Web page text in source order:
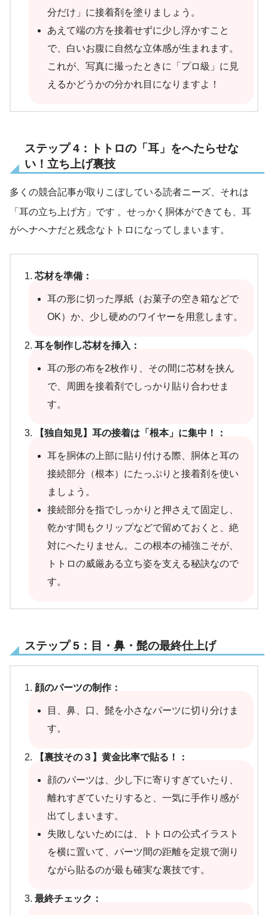
分だけ」に接着剤を塗りましょう。
あえて端の方を接着せずに少し浮かすこと
で、白いお腹に自然な立体感が生まれます。
これが、写真に撮ったときに「プロ級」に見
えるかどうかの分かれ目になりますよ！
ステップ 4：トトロの「耳」をへたらせな
い！立ち上げ裏技
多くの競合記事が取りこぼしている読者ニーズ、それは
「耳の立ち上げ方」です 。せっかく胴体ができても、耳
がヘナヘナだと残念なトトロになってしまいます。
芯材を準備：
耳の形に切った厚紙（お菓子の空き箱などで
OK）か、少し硬めのワイヤーを用意します。
耳を制作し芯材を挿入：
耳の形の布を2枚作り、その間に芯材を挟ん
で、周囲を接着剤でしっかり貼り合わせま
す。
【独自知見】耳の接着は「根本」に集中！：
耳を胴体の上部に貼り付ける際、胴体と耳の
接続部分（根本）にたっぷりと接着剤を使い
ましょう。
接続部分を指でしっかりと押さえて固定し、
乾かす間もクリップなどで留めておくと、絶
対にへたりません。この根本の補強こそが、
トトロの威厳ある立ち姿を支える秘訣なので
す。
ステップ 5：目・鼻・髭の最終仕上げ
顔のパーツの制作：
目、鼻、口、髭を小さなパーツに切り分けま
す。
【裏技その３】黄金比率で貼る！：
顔のパーツは、少し下に寄りすぎていたり、
離れすぎていたりすると、一気に手作り感が
出てしまいます。
失敗しないためには、トトロの公式イラスト
を横に置いて、パーツ間の距離を定規で測り
ながら貼るのが最も確実な裏技です。
最終チェック：